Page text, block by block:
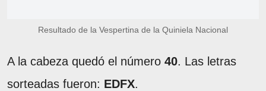
Resultado de la Vespertina de la Quiniela Nacional
A la cabeza quedó el número 40. Las letras
sorteadas fueron: EDFX.